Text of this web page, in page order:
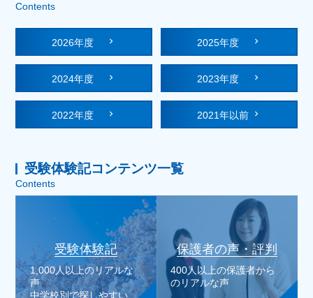
Contents
2026年度 2025年度
2024年度 2023年度
2022年度 2021年以前
受験体験記コンテンツ一覧
Contents
受験体験記
1,000人以上のリアルな
声
中学校別で探しやすい
保護者の声・評判
400人以上の保護者から
のリアルな声